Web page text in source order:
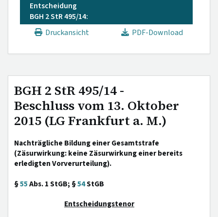
Entscheidung
BGH 2 StR 495/14:
Druckansicht
PDF-Download
BGH 2 StR 495/14 -
Beschluss vom 13. Oktober
2015 (LG Frankfurt a. M.)
Nachträgliche Bildung einer Gesamtstrafe
(Zäsurwirkung: keine Zäsurwirkung einer bereits
erledigten Vorverurteilung).
§55Abs. 1 StGB; §54StGB
Entscheidungstenor